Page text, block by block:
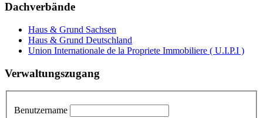
Dachverbände
Haus & Grund Sachsen
Haus & Grund Deutschland
Union Internationale de la Propriete Immobiliere ( U.I.P.I )
Verwaltungszugang
Benutzername